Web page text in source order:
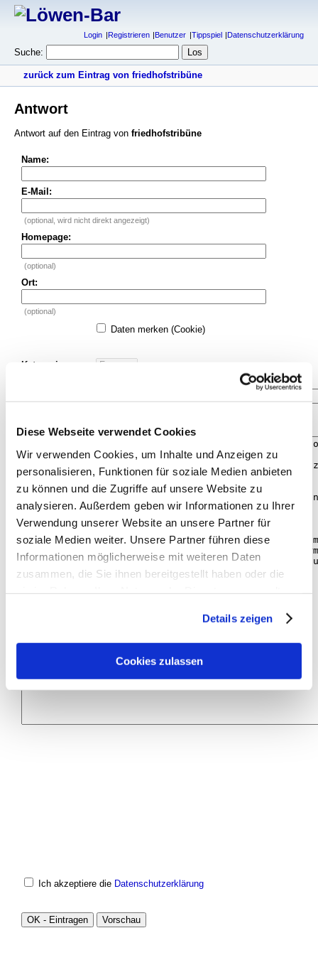
Diese Webseite verwendet Cookies
Wir verwenden Cookies, um Inhalte und Anzeigen zu
personalisieren, Funktionen für soziale Medien anbieten
zu können und die Zugriffe auf unsere Website zu
analysieren. Außerdem geben wir Informationen zu Ihrer
Verwendung unserer Website an unsere Partner für
soziale Medien weiter. Unsere Partner führen diese
Informationen möglicherweise mit weiteren Daten
zusammen, die Sie ihnen bereitgestellt haben oder die
Sie unsere Webseite weiterhin nutzen.
Details zeigen
Cookies zulassen
Login Registrieren Benutzer Tippspiel Datenschutzerklärung
Suche:
zurück zum Eintrag von friedhofstribüne
Antwort
Antwort auf den Eintrag von friedhofstribüne
Name:
E-Mail:
(optional, wird nicht direkt angezeigt)
Homepage:
(optional)
Ort:
(optional)
Daten merken (Cookie)
Kategorie:
Nachricht:
Ich akzeptiere die Datenschutzerklärung